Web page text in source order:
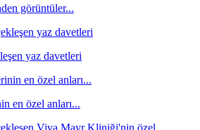
görüntüler...
yaz davetleri
en özel anları...